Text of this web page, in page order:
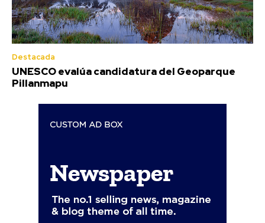
Destacada
UNESCO evalúa candidatura del Geoparque
Pillanmapu